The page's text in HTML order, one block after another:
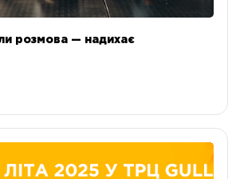
розмова — надихає